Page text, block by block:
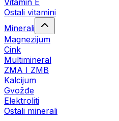
Vitamin E
Ostali vitamini
Minerali
Magnezijum
Cink
Multimineral
ZMA I ZMB
Kalcijum
Gvožđe
Elektroliti
Ostali minerali